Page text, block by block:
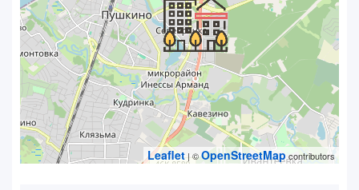
Leaflet| ©OpenStreetMap contributors